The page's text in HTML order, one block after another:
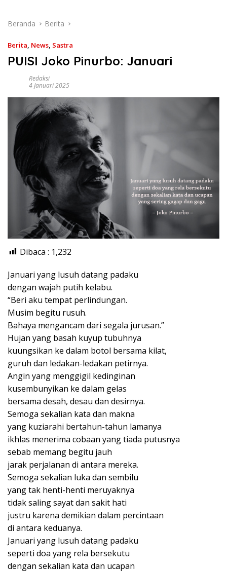
Beranda Berita
Berita, News, Sastra
PUISI Joko Pinurbo: Januari
Redaksi
4 Januari 2025
Dibaca : 1,232
Januari yang lusuh datang padaku
dengan wajah putih kelabu.
“Beri aku tempat perlindungan.
Musim begitu rusuh.
Bahaya mengancam dari segala jurusan.”
Hujan yang basah kuyup tubuhnya
kuungsikan ke dalam botol bersama kilat,
guruh dan ledakan-ledakan petirnya.
Angin yang menggigil kedinginan
kusembunyikan ke dalam gelas
bersama desah, desau dan desirnya.
Semoga sekalian kata dan makna
yang kuziarahi bertahun-tahun lamanya
ikhlas menerima cobaan yang tiada putusnya
sebab memang begitu jauh
jarak perjalanan di antara mereka.
Semoga sekalian luka dan sembilu
yang tak henti-henti meruyaknya
tidak saling sayat dan sakit hati
justru karena demikian dalam percintaan
di antara keduanya.
Januari yang lusuh datang padaku
seperti doa yang rela bersekutu
dengan sekalian kata dan ucapan